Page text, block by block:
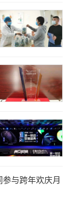
比治疗更重
，这些人在不
华中医药学会
绍，“我们与
划将于2020年
的理念和技术
能力，尽全力
据时代发生着
与跨年欢庆月